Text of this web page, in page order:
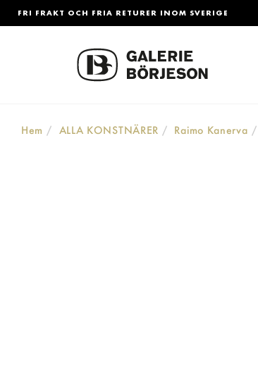
FRI FRAKT OCH FRIA RETURER INOM SVERIGE
Hem ALLA KONSTNÄRER Raimo Kanerva